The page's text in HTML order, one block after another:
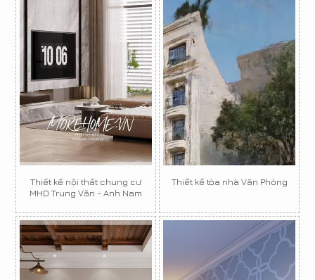
Thiết kế nội thất chung cư
MHD Trung Văn - Anh Nam
Thiết kế tòa nhà Văn Phòng